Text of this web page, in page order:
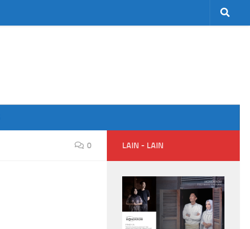
0 LAIN - LAIN